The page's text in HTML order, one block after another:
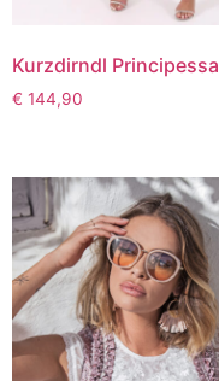
Kurzdirndl Principessa
€ 144,90